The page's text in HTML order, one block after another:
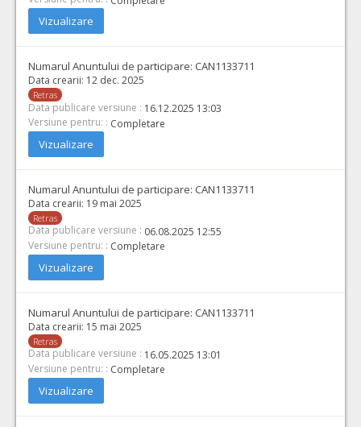
Vizualizare
Numarul Anuntului de participare: CAN1133711
Data crearii: 12 dec. 2025
Retras
Data publicare versiune : 16.12.2025 13:03
Versiune pentru: : Completare
Vizualizare
Numarul Anuntului de participare: CAN1133711
Data crearii: 19 mai 2025
Retras
Data publicare versiune : 06.08.2025 12:55
Versiune pentru: : Completare
Vizualizare
Numarul Anuntului de participare: CAN1133711
Data crearii: 15 mai 2025
Retras
Data publicare versiune : 16.05.2025 13:01
Versiune pentru: : Completare
Vizualizare